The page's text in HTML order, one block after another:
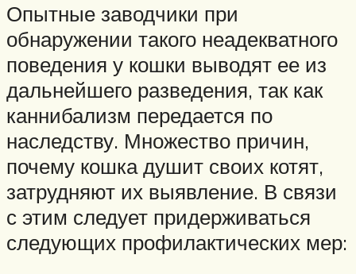
Опытные заводчики при
обнаружении такого неадекватного
поведения у кошки выводят ее из
дальнейшего разведения, так как
каннибализм передается по
наследству. Множество причин,
почему кошка душит своих котят,
затрудняют их выявление. В связи
с этим следует придерживаться
следующих профилактических мер: